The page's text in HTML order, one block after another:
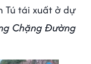
Tú tái xuất ở dự
Chặng Đường